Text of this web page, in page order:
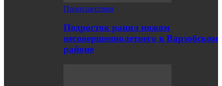
Происшествия
Подросток ранил ножом
несовершеннолетнего в Варзобском
районе